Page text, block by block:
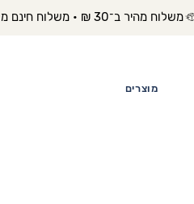
משלוח מהיר ב־30 ₪ • משלוח חינם מעל ₪399 • מוצר שלישי ב־50% הנחה
מוצרים